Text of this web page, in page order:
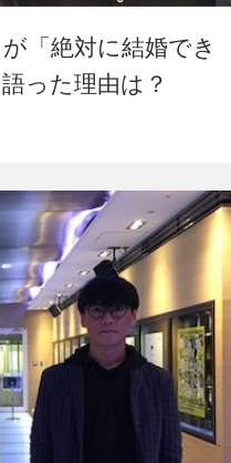
「絶対に結婚でき
った理由は？